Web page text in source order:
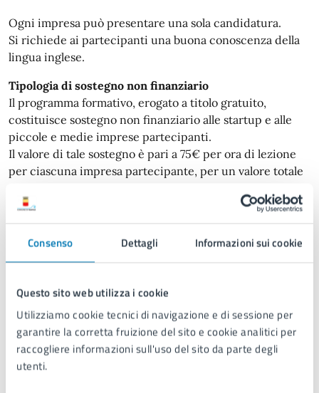
Consenso Dettagli Informazioni sui cookie
Questo sito web utilizza i cookie
Utilizziamo cookie tecnici di navigazione e di sessione per
garantire la corretta fruizione del sito e cookie analitici per
raccogliere informazioni sull'uso del sito da parte degli
utenti.
Ogni impresa può presentare una sola candidatura.
Si richiede ai partecipanti una buona conoscenza della
lingua inglese.
Tipologia di sostegno non finanziario
Il programma formativo, erogato a titolo gratuito,
costituisce sostegno non finanziario alle startup e alle
piccole e medie imprese partecipanti.
Il valore di tale sostegno è pari a 75€ per ora di lezione
per ciascuna impresa partecipante, per un valore totale
Il sostegno non finanziario sarà erogato ai sensi del
1407/2013.
previsti ai sensi dell’art. 5 del Regolamento (UE) n.
1407/2013.
Modalità di partecipazione